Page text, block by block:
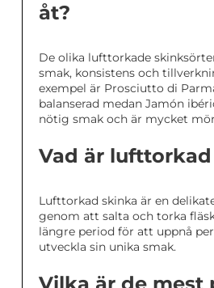
åt?
De olika lufttorkade
smak, konsistens och
exempel är Prosciutto di
balanserad medan Jamón
nötig smak och är mycket
Vad är
Lufttorkad skinka är en
genom att salta och torka
längre period för att uppnå
utveckla sin unika smak.